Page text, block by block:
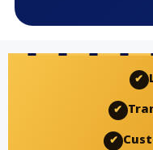
✔
✔
✔